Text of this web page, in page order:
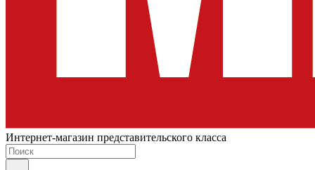
Интернет-магазин представительского класса